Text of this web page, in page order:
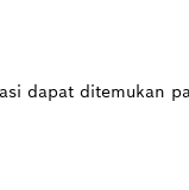
dapat ditemukan